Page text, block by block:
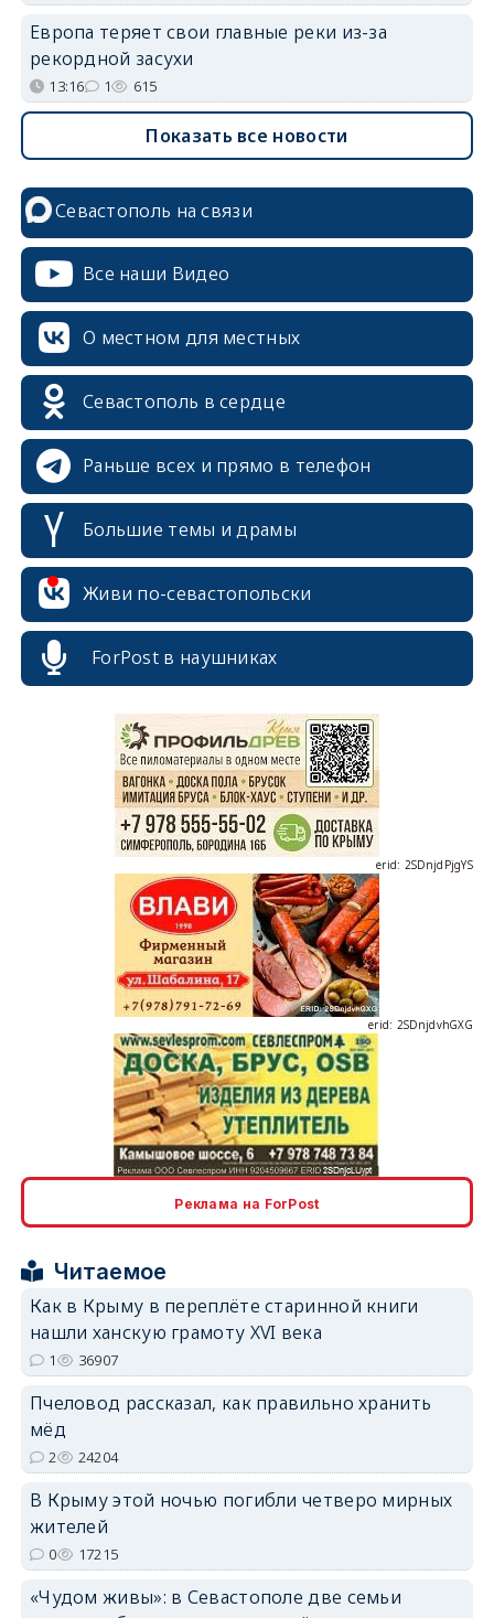
Европа теряет свои главные реки из-за
рекордной засухи
13:16 1 615
Показать все новости
Севастополь на связи
Все наши Видео
О местном для местных
Севастополь в сердце
Раньше всех и прямо в телефон
Большие темы и драмы
Живи по-севастопольски
ForPost в наушниках
erid: 2SDnjcrDNw6
erid: 2SDnjdvhGXG
erid: 2SDnjcLUypt
Реклама на ForPost
Читаемое
Как в Крыму в переплёте старинной книги
нашли ханскую грамоту XVI века
1 36907
Пчеловод рассказал, как правильно хранить
мёд
2 24204
В Крыму этой ночью погибли четверо мирных
жителей
0 17215
«Чудом живы»: в Севастополе две семьи